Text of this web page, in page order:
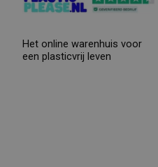
Het online warenhuis voor
een plasticvrij leven